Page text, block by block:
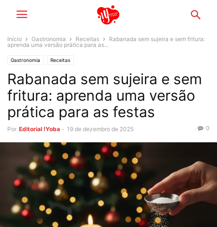
Início Gastronomia Receitas
Rabanada sem sujeira e sem fritura:
aprenda uma versão prática para as...
Gastronomia Receitas
Rabanada sem sujeira e sem
fritura: aprenda uma versão
prática para as festas
Por Editorial !Yoba - 19 de dezembro de 2025 0